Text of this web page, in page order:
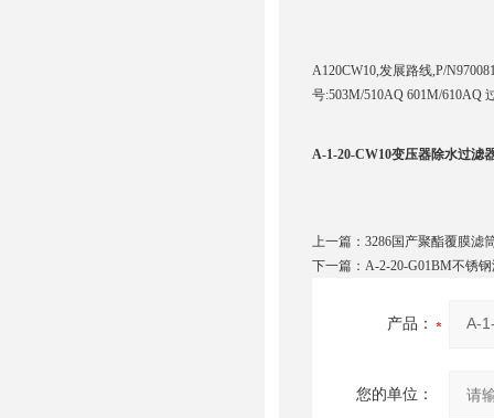
A120CW10,发展路线,P/
号:503M/510AQ 601M/610AQ
A-1-20-CW10变压器除水过滤
上一篇： 3286国产聚酯覆膜滤
下一篇： A-2-20-G01BM不锈
产品：
您的单位：